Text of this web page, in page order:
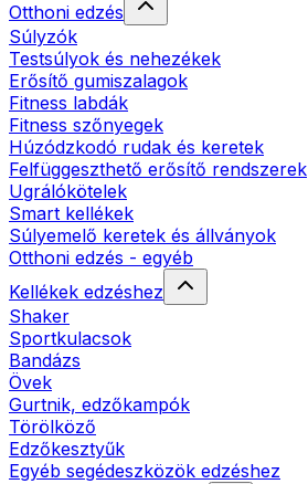
Otthoni edzés
Súlyzók
Testsúlyok és nehezékek
Erősítő gumiszalagok
Fitness labdák
Fitness szőnyegek
Húzódzkodó rudak és keretek
Felfüggeszthető erősítő rendszerek
Ugrálókötelek
Smart kellékek
Súlyemelő keretek és állványok
Otthoni edzés - egyéb
Kellékek edzéshez
Shaker
Sportkulacsok
Bandázs
Övek
Gurtnik, edzőkampók
Törölköző
Edzőkesztyűk
Egyéb segédeszközök edzéshez